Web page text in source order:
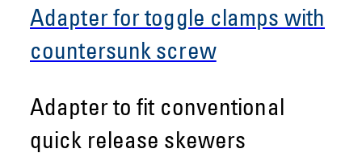
Adapter for toggle clamps with
countersunk screw
Adapter to fit conventional
quick release skewers